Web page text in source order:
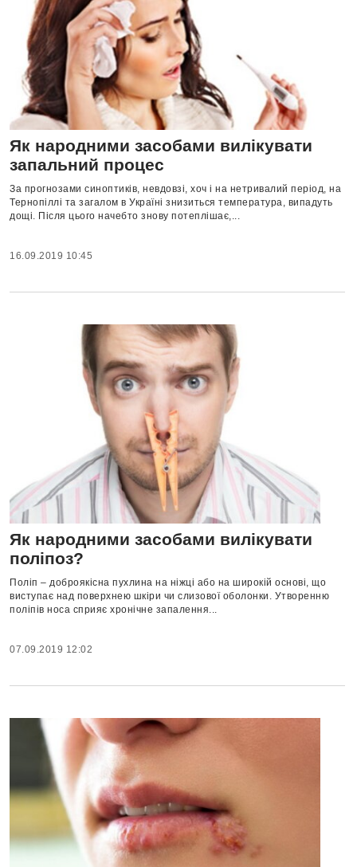
Як народними засобами вилікувати
запальний процес
За прогнозами синоптиків, невдовзі, хоч і на нетривалий період, на
Тернопіллі та загалом в Україні знизиться температура, випадуть
дощі. Після цього начебто знову потеплішає,...
16.09.2019 10:45
Як народними засобами вилікувати
поліпоз?
Поліп – доброякісна пухлина на ніжці або на широкій основі, що
виступає над поверхнею шкіри чи слизової оболонки. Утворенню
поліпів носа сприяє хронічне запалення...
07.09.2019 12:02